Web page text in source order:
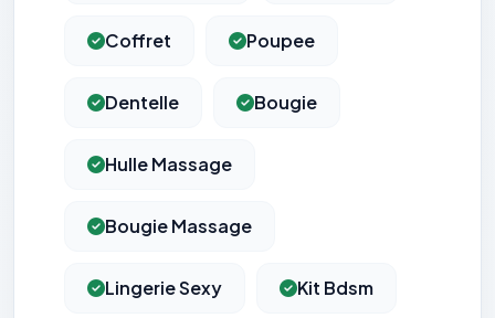
Coffret Poupee
Dentelle Bougie
Hulle Massage
Bougie Massage
Lingerie Sexy Kit Bdsm